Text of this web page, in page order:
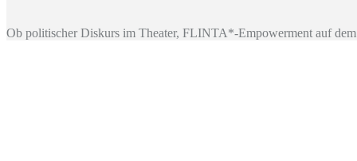
Ob politischer Diskurs im Theater, FLINTA*-Empowerment auf